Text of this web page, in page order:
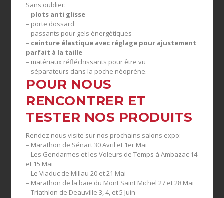
Sans oublier:
– plots anti glisse
– porte dossard
– passants pour gels énergétiques
– ceinture élastique avec réglage pour ajustement
parfait à la taille
– matériaux réfléchissants pour être vu
– séparateurs dans la poche néoprène.
POUR NOUS
RENCONTRER ET
TESTER NOS PRODUITS
Rendez nous visite sur nos prochains salons expo:
– Marathon de Sénart 30 Avril et 1er Mai
– Les Gendarmes et les Voleurs de Temps à Ambazac 14
et 15 Mai
– Le Viaduc de Millau 20 et 21 Mai
– Marathon de la baie du Mont Saint Michel 27 et 28 Mai
– Triathlon de Deauville 3, 4, et 5 Juin